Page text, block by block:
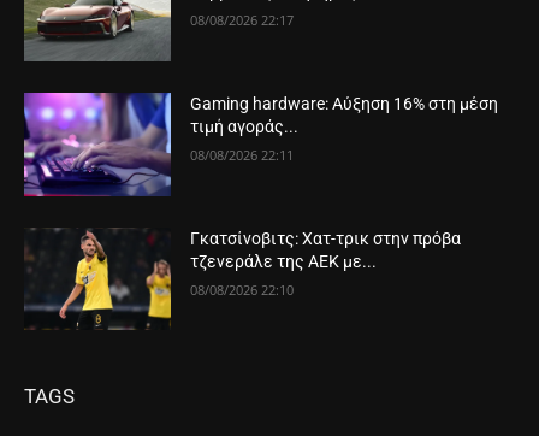
08/08/2026 22:17
Gaming hardware: Αύξηση 16% στη μέση
τιμή αγοράς...
08/08/2026 22:11
Γκατσίνοβιτς: Χατ-τρικ στην πρόβα
τζενεράλε της ΑΕΚ με...
08/08/2026 22:10
TAGS